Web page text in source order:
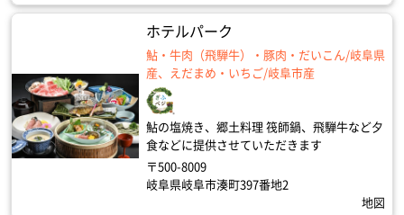
ホテルパーク
鮎・牛肉（飛騨牛）・豚肉・だいこん/岐阜県
産、えだまめ・いちご/岐阜市産
鮎の塩焼き、郷土料理 筏師鍋、飛騨牛など夕
食などに提供させていただきます
〒500-8009
岐阜県岐阜市湊町397番地2
地図